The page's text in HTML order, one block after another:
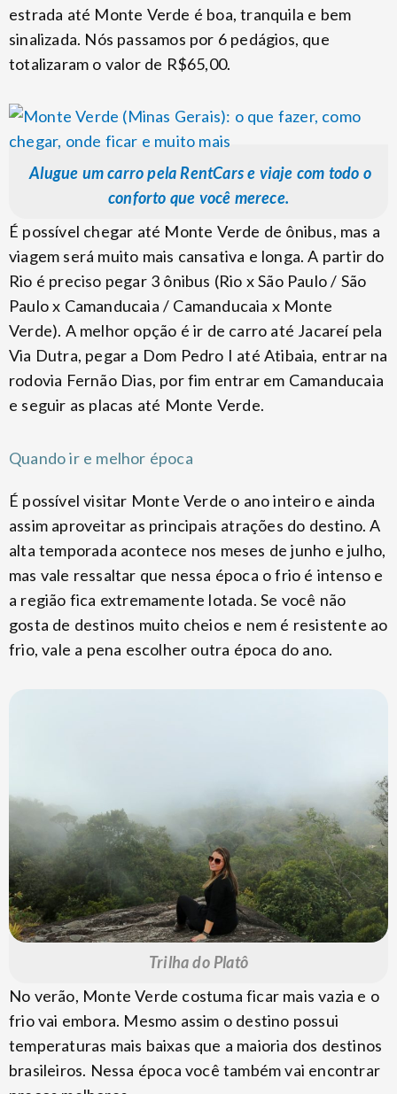
estrada até Monte Verde é boa, tranquila e bem
sinalizada. Nós passamos por 6 pedágios, que
totalizaram o valor de R$65,00.
Alugue um carro pela RentCars e viaje com todo o
conforto que você merece.
É possível chegar até Monte Verde de ônibus, mas a
viagem será muito mais cansativa e longa. A partir do
Rio é preciso pegar 3 ônibus (Rio x São Paulo / São
Paulo x Camanducaia / Camanducaia x Monte
Verde). A melhor opção é ir de carro até Jacareí pela
Via Dutra, pegar a Dom Pedro I até Atibaia, entrar na
rodovia Fernão Dias, por fim entrar em Camanducaia
e seguir as placas até Monte Verde.
Quando ir e melhor época
É possível visitar Monte Verde o ano inteiro e ainda
assim aproveitar as principais atrações do destino. A
alta temporada acontece nos meses de junho e julho,
mas vale ressaltar que nessa época o frio é intenso e
a região fica extremamente lotada. Se você não
gosta de destinos muito cheios e nem é resistente ao
frio, vale a pena escolher outra época do ano.
Trilha do Platô
No verão, Monte Verde costuma ficar mais vazia e o
frio vai embora. Mesmo assim o destino possui
temperaturas mais baixas que a maioria dos destinos
brasileiros. Nessa época você também vai encontrar